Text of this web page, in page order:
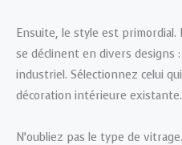
Ensuite, le style est
se déclinent en divers designs
industriel. Sélectionnez celui
décoration intérieure existante.
N’oubliez pas le type de